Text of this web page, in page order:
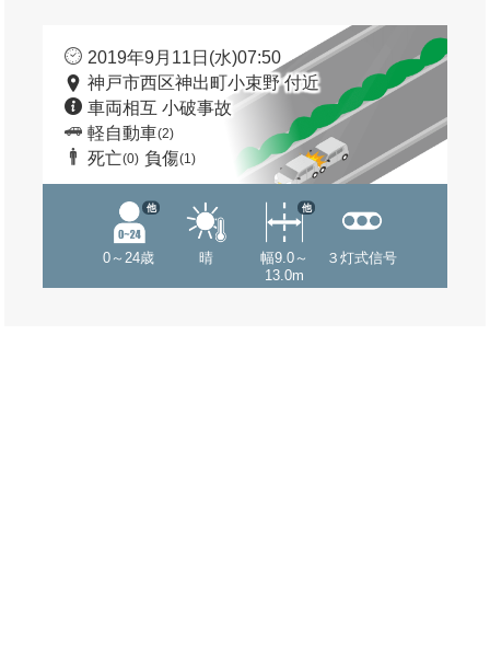
2019年9月11日(水)07:50
神戸市西区神出町小束野 付近
車両相互 小破事故
軽自動車(2)
死亡(0) 負傷(1)
0～24歳
他
晴
幅9.0～
13.0m
他
３灯式信号